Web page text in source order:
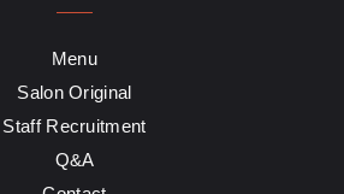
Menu
Salon Original
Staff Recruitment
Q&A